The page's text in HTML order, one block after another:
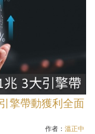
擎帶動獲利全面
作者： 溫正中